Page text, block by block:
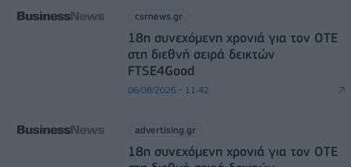
csrnews.gr
18η συνεχόμενη χρονιά για τον ΟΤΕ
στη διεθνή σειρά δεικτών
FTSE4Good
06/08/2026 - 11:42
advertising.gr
18η συνεχόμενη χρονιά για τον ΟΤΕ